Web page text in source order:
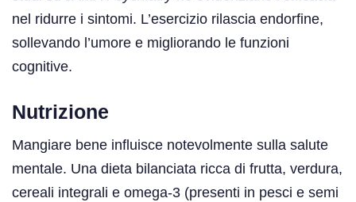
nel ridurre i sintomi. L’esercizio rilascia endorfine,
sollevando l’umore e migliorando le funzioni
cognitive.
Nutrizione
Mangiare bene influisce notevolmente sulla salute
mentale. Una dieta bilanciata ricca di frutta, verdura,
cereali integrali e omega-3 (presenti in pesci e semi